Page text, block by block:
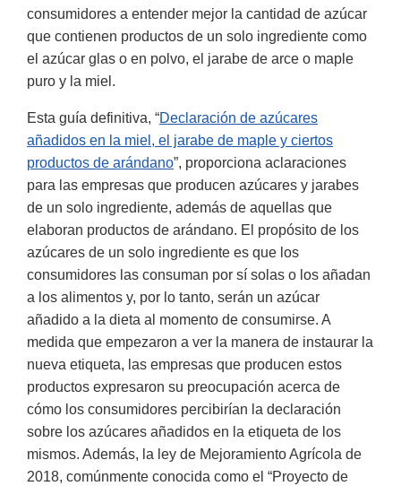
consumidores a entender mejor la cantidad de azúcar
que contienen productos de un solo ingrediente como
el azúcar glas o en polvo, el jarabe de arce o maple
puro y la miel.
Esta guía definitiva, “Declaración de azúcares
añadidos en la miel, el jarabe de maple y ciertos
productos de arándano”, proporciona aclaraciones
para las empresas que producen azúcares y jarabes
de un solo ingrediente, además de aquellas que
elaboran productos de arándano. El propósito de los
azúcares de un solo ingrediente es que los
consumidores las consuman por sí solas o los añadan
a los alimentos y, por lo tanto, serán un azúcar
añadido a la dieta al momento de consumirse. A
medida que empezaron a ver la manera de instaurar la
nueva etiqueta, las empresas que producen estos
productos expresaron su preocupación acerca de
cómo los consumidores percibirían la declaración
sobre los azúcares añadidos en la etiqueta de los
mismos. Además, la ley de Mejoramiento Agrícola de
2018, comúnmente conocida como el “Proyecto de